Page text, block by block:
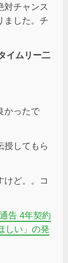
対チャンス
ました。チ
イムリー二
かったで
授してもら
けど。。コ
告 4年契約
しい」の発